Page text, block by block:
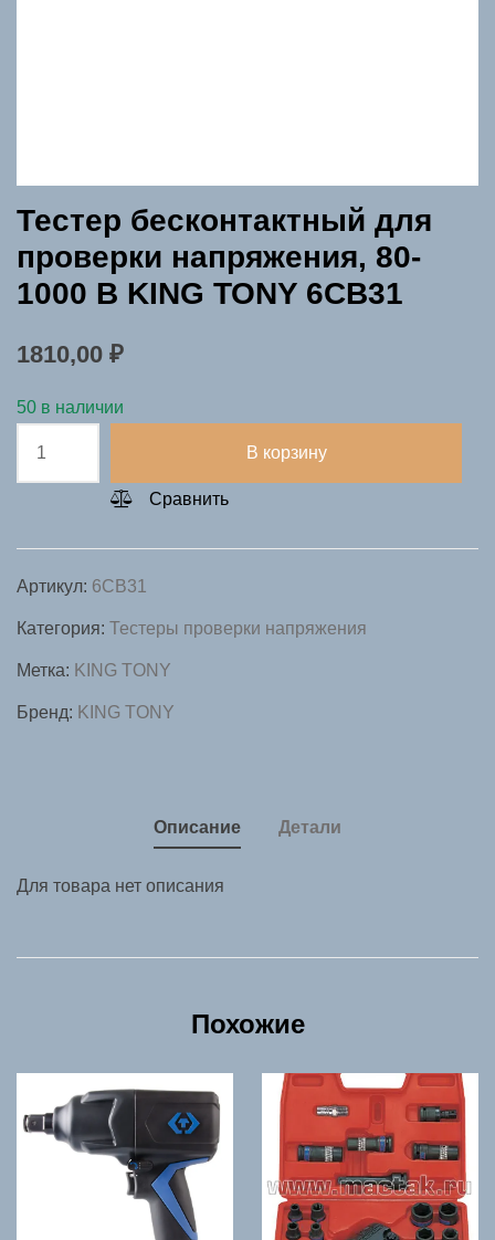
Тестер бесконтактный для
проверки напряжения, 80-
1000 В KING TONY 6CB31
1810,00 ₽
50 в наличии
проверки
напряжения,
В
В корзину
Сравнить
Артикул: 6CB31
Категория: Тестеры проверки напряжения
Метка: KING TONY
Бренд: KING TONY
Описание Детали
Для товара нет описания
Похожие